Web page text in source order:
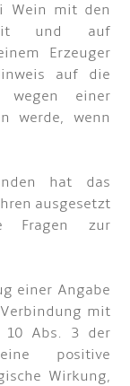
Wein mit den
und auf
Erzeuger
auf die
wegen einer
werde, wenn
hat das
ausgesetzt
Fragen zur
einer Angabe
mit
Abs. 3 der
positive
Wirkung,